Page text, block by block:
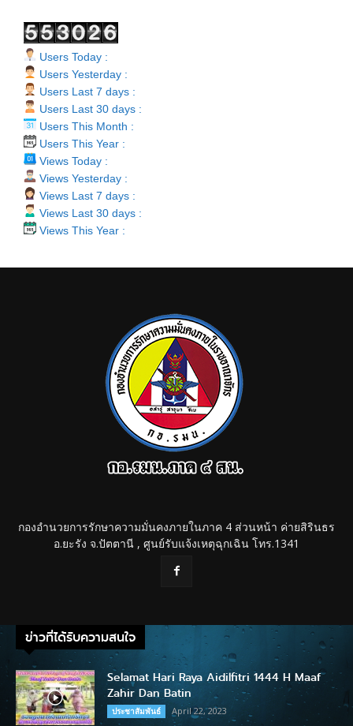
Users Today :
Users Yesterday :
Users Last 7 days :
Users Last 30 days :
Users This Month :
Users This Year :
Views Today :
Views Yesterday :
Views Last 7 days :
Views Last 30 days :
Views This Year :
กองอำนวยการรักษาความมั่นคงภายในภาค 4 ส่วนหน้า ค่ายสิรินธร
อ.ยะรัง จ.ปัตตานี , ศูนย์รับแจ้งเหตุฉุกเฉิน โทร.1341
ข่าวที่ได้รับความสนใจ
Selamat Hari Raya Aidilfitri 1444 H Maaf
Zahir Dan Batin
ประชาสัมพันธ์ April 22, 2023